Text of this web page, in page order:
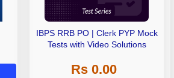
IBPS RRB PO | Clerk PYP Mock
Tests with Video Solutions
Rs 0.00